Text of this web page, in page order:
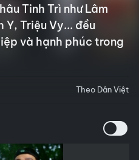
Tinh Trì như Lâm
Y, Triệu Vy... đều
và hạnh phúc trong
Theo Dân Việt